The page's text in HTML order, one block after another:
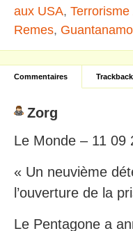
aux USA,
Remes, Guantanamo
Commentaires
Zorg
Le Monde – 11 09
« Un neuvième
l’ouverture de la
Le Pentagone a